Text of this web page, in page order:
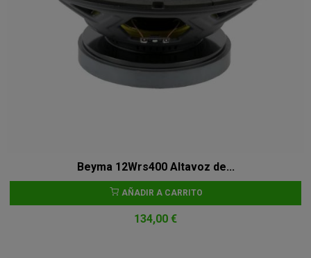
Beyma 12Wrs400 Altavoz de...
AÑADIR A CARRITO
134,00 €